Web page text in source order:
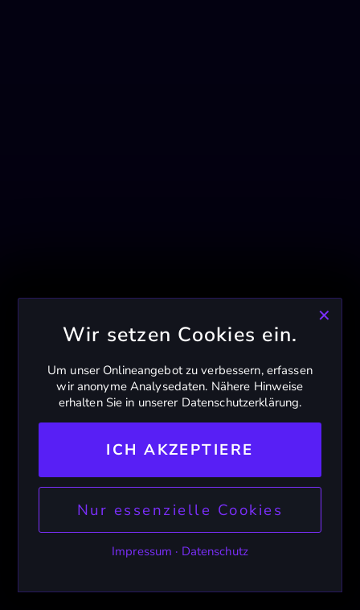
Wir setzen Cookies ein.
Um unser Onlineangebot zu verbessern, erfassen
wir anonyme Analysedaten. Nähere Hinweise
erhalten Sie in unserer Datenschutzerklärung.
ICH AKZEPTIERE
Nur essenzielle Cookies
Impressum · Datenschutz
✕